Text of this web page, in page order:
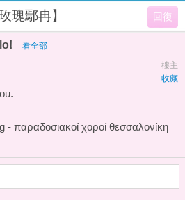
回復
玫瑰鄢冉】
看全部
樓主
收藏
- παραδοσιακοί χοροί θεσσαλονίκη